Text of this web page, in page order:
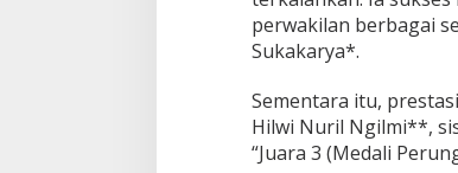
"
perwakilan berbagai
Sukakarya*.
Sementara itu,
Hilwi Nuril Ngilmi**,
“Juara 3 (Medali